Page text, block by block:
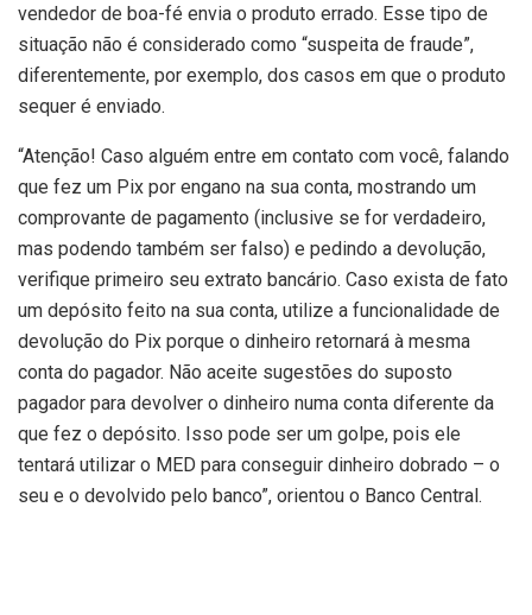
vendedor de boa-fé envia o produto errado. Esse tipo de
situação não é considerado como “suspeita de fraude”,
diferentemente, por exemplo, dos casos em que o produto
sequer é enviado.
“Atenção! Caso alguém entre em contato com você, falando
que fez um Pix por engano na sua conta, mostrando um
comprovante de pagamento (inclusive se for verdadeiro,
mas podendo também ser falso) e pedindo a devolução,
verifique primeiro seu extrato bancário. Caso exista de fato
um depósito feito na sua conta, utilize a funcionalidade de
devolução do Pix porque o dinheiro retornará à mesma
conta do pagador. Não aceite sugestões do suposto
pagador para devolver o dinheiro numa conta diferente da
que fez o depósito. Isso pode ser um golpe, pois ele
tentará utilizar o MED para conseguir dinheiro dobrado – o
seu e o devolvido pelo banco”, orientou o Banco Central.